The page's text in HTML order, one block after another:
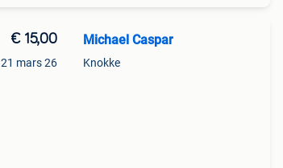
€ 15,00
21 mars 26
Michael Caspar
Knokke